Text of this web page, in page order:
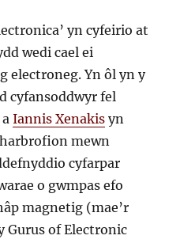
yn cyfeirio at
wedi cael ei
electroneg. Yn ôl yn y
cyfansoddwyr fel
aIannis Xenakis yn
mewn
cyfarpar
o gwmpas efo
magnetig (mae’r
Gurus of Electronic